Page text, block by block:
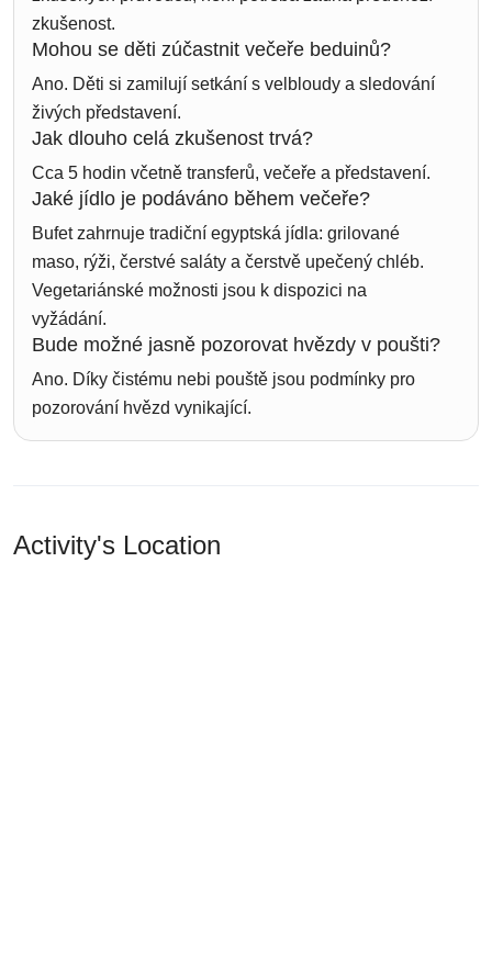
zkušenost.
Mohou se děti zúčastnit večeře beduinů?
Ano. Děti si zamilují setkání s velbloudy a sledování
živých představení.
Jak dlouho celá zkušenost trvá?
Cca 5 hodin včetně transferů, večeře a představení.
Jaké jídlo je podáváno během večeře?
Bufet zahrnuje tradiční egyptská jídla: grilované
maso, rýži, čerstvé saláty a čerstvě upečený chléb.
Vegetariánské možnosti jsou k dispozici na
vyžádání.
Bude možné jasně pozorovat hvězdy v poušti?
Ano. Díky čistému nebi pouště jsou podmínky pro
pozorování hvězd vynikající.
Activity's Location